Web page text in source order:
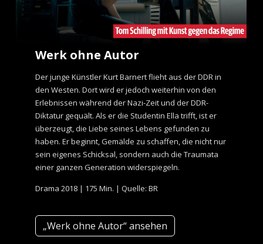
Werk ohne Autor
Der junge Künstler Kurt Barnert flieht aus der DDR in
den Westen. Dort wird er jedoch weiterhin von den
Erlebnissen während der Nazi-Zeit und der DDR-
Diktatur gequält. Als er die Studentin Ella trifft, ist er
überzeugt, die Liebe seines Lebens gefunden zu
haben. Er beginnt, Gemälde zu schaffen, die nicht nur
sein eigenes Schicksal, sondern auch die Traumata
einer ganzen Generation widerspiegeln.
Drama 2018 | 175 Min. | Quelle: BR
„Werk ohne Autor“ ansehen